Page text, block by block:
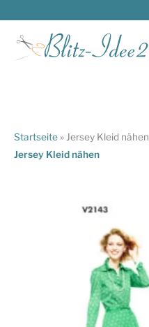
springen
Startseite » Jersey Kleid nähen
Jersey Kleid nähen